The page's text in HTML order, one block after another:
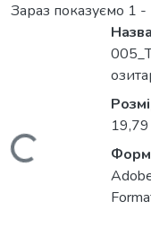
Зараз показуємо 1 -
Вантажиться...